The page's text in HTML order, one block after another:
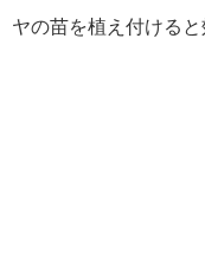
ヤの苗を植え付けると